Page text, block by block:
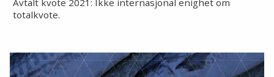
Avtalt kvote 2021: Ikke internasjonal enighet om
totalkvote.